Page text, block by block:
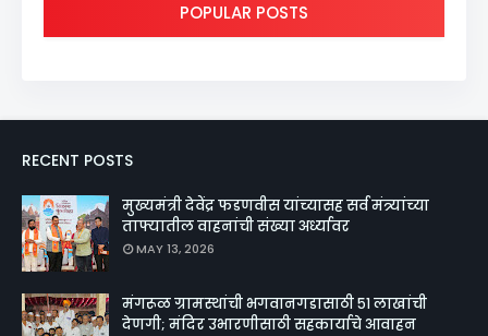
POPULAR POSTS
RECENT POSTS
मुख्यमंत्री देवेंद्र फडणवीस यांच्यासह सर्व मंत्र्यांच्या
ताफ्यातील वाहनांची संख्या अर्ध्यावर
MAY 13, 2026
मंगरूळ ग्रामस्थांची भगवानगडासाठी ५१ लाखांची
देणगी; मंदिर उभारणीसाठी सहकार्याचे आवाहन